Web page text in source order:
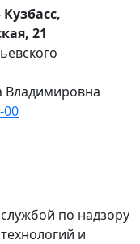
21
Владимировна
00
по надзору
и